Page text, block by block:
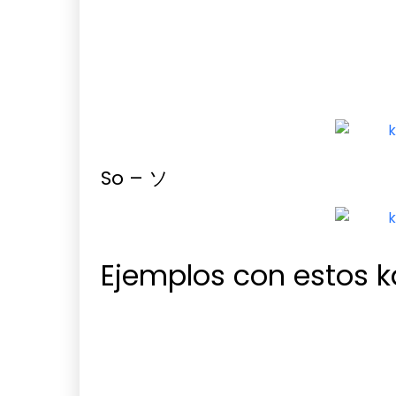
So – ソ
Ejemplos con estos